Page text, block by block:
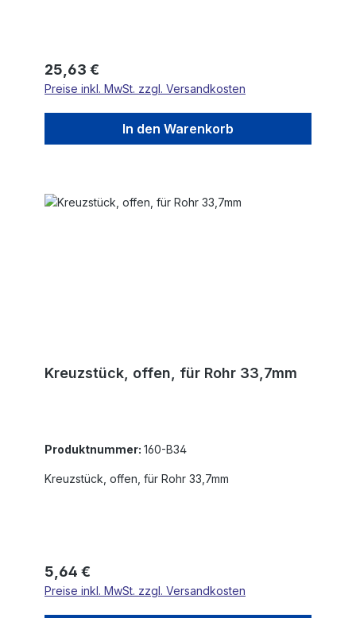
Regulärer Preis:
25,63 €
Preise inkl. MwSt. zzgl. Versandkosten
In den Warenkorb
Kreuzstück, offen, für Rohr 33,7mm
Produktnummer: 160-B34
Kreuzstück, offen, für Rohr 33,7mm
Regulärer Preis:
5,64 €
Preise inkl. MwSt. zzgl. Versandkosten